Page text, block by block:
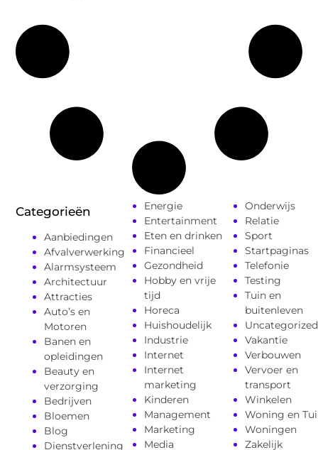
Categorieën
Aanbiedingen
Afvalverwerking
Alarmsysteem
Architectuur
Attracties
Auto’s en
Motoren
Banen en
opleidingen
Beauty en
verzorging
Bedrijven
Bloemen
Blog
Dienstverlening
Energie
Entertainment
Eten en drinken
Financieel
Gezondheid
Hobby en vrije
tijd
Horeca
Huishoudelijk
Industrie
Internet
Internet
marketing
Kinderen
Management
Marketing
Media
Onderwijs
Relatie
Sport
Startpaginas
Telefonie
Testing
Tuin en
buitenleven
Uncategorized
Vakantie
Verbouwen
Vervoer en
transport
Winkelen
Woning en
Woningen
Zakelijk